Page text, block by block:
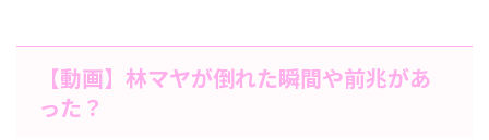
【動画】林マヤが倒れた瞬間や前兆があ
った？